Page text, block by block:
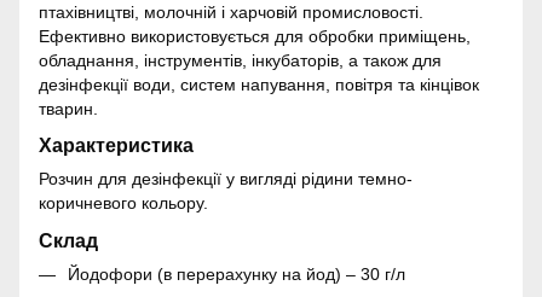
птахівництві, молочній і харчовій промисловості.
Ефективно використовується для обробки приміщень,
обладнання, інструментів, інкубаторів, а також для
дезінфекції води, систем напування, повітря та кінцівок
тварин.
Характеристика
Розчин для дезінфекції у вигляді рідини темно-
коричневого кольору.
Склад
Йодофори (в перерахунку на йод) – 30 г/л